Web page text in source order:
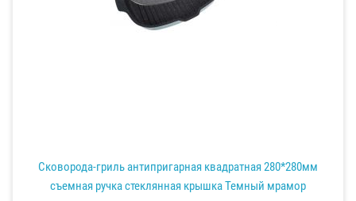
Сковорода-гриль антипригарная квадратная 280*280мм
съемная ручка стеклянная крышка Темный мрамор